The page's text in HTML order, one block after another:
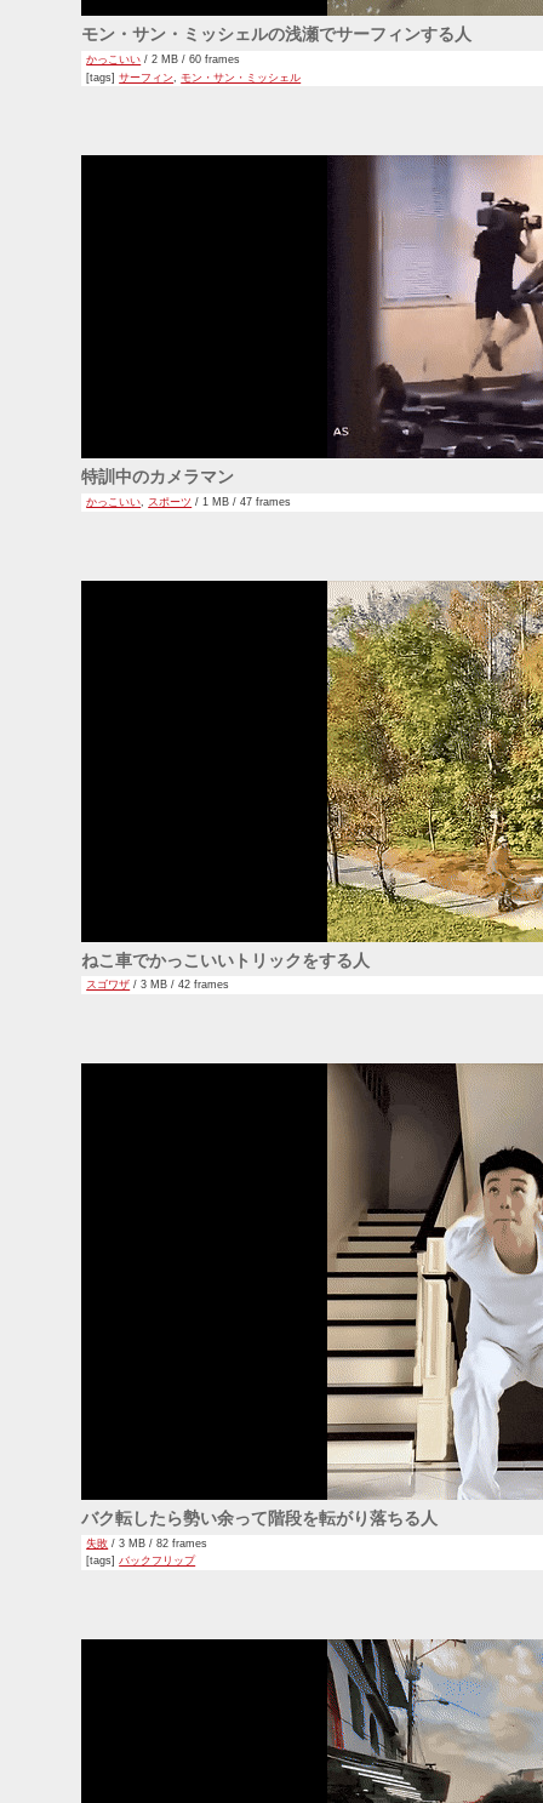
モン・サン・ミッシェルの浅瀬でサーフィンする人
かっこいい / 2 MB / 60 frames
[tags]サーフィン ,モン・サン・ミッシェル
特訓中のカメラマン
かっこいい スポーツ / 1 MB / 47 frames
ねこ車でかっこいいトリックをする人
スゴワザ / 3 MB / 42 frames
バク転したら勢い余って階段を転がり落ちる人
失敗 / 3 MB / 82 frames
[tags]バックフリップ